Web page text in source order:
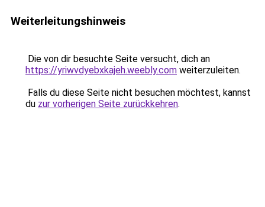
Weiterleitungshinweis
Die von dir besuchte Seite versucht, dich an
https://yriwvdyebxkajeh.weebly.com weiterzuleiten.
Falls du diese Seite nicht besuchen möchtest, kannst
du zur vorherigen Seite zurückkehren.